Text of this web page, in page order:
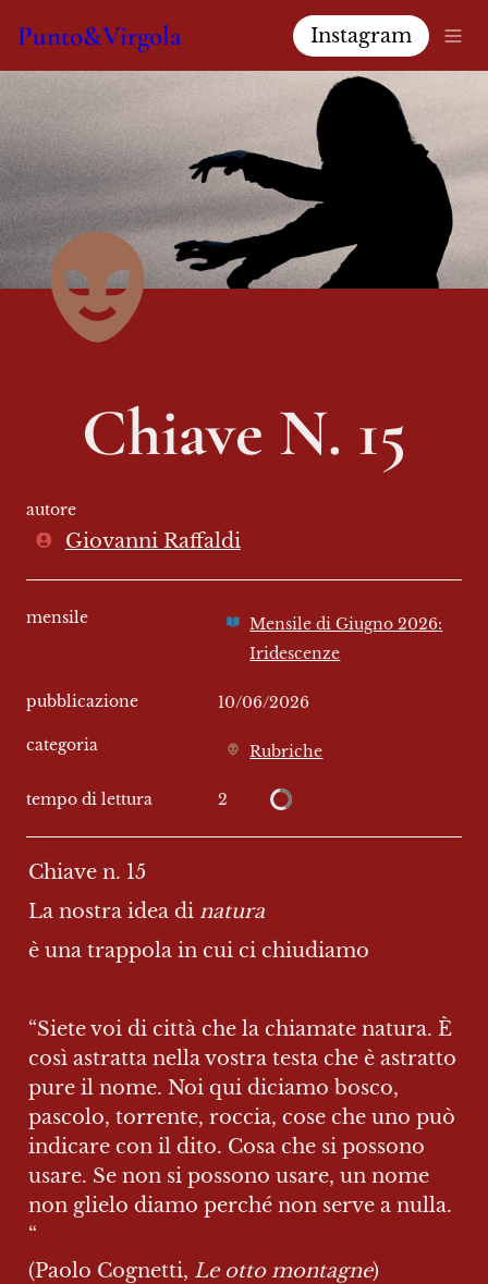
Punto&Virgola Instagram
Chiave N. 15
autore
Giovanni Raffaldi
mensile
Mensile di Giugno 2026:
Iridescenze
pubblicazione 10/06/2026
categoria Rubriche
tempo di lettura 2
Chiave n. 15
La nostra idea di natura
è una trappola in cui ci chiudiamo
“Siete voi di città che la chiamate natura. È
così astratta nella vostra testa che è astratto
pure il nome. Noi qui diciamo bosco,
pascolo, torrente, roccia, cose che uno può
indicare con il dito. Cosa che si possono
usare. Se non si possono usare, un nome
non glielo diamo perché non serve a nulla.
“
(Paolo Cognetti, Le otto montagne)